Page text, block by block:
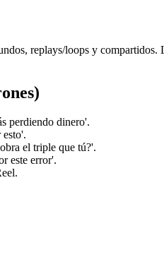
replays/loops y
perdiendo dinero'.
el triple que tú?'.
este error'.